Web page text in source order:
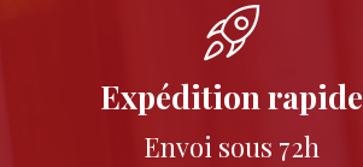
Expédition rapide
Envoi sous 72h